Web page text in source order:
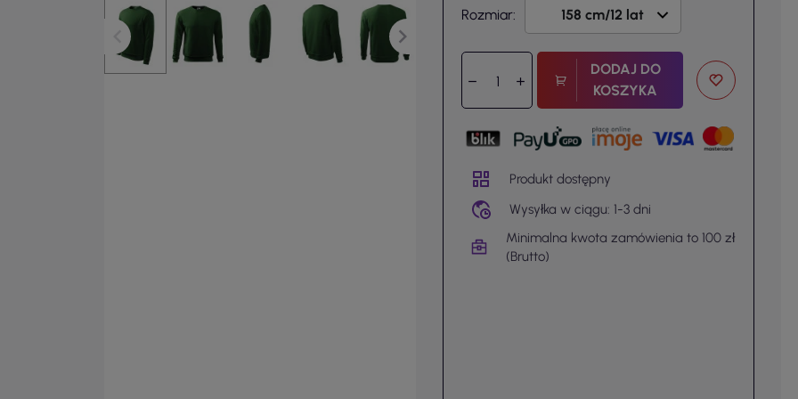
Rozmiar:
DODAJ DO
KOSZYKA
Produkt dostępny
Wysyłka w ciągu: 1-3 dni
Minimalna kwota zamówienia to 100 zł
(Brutto)